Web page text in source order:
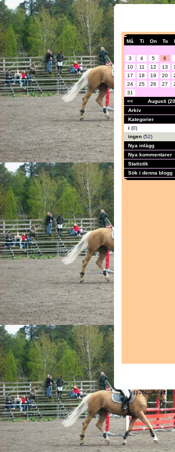
Må Ti On To
3
4 5 6
10
11 12 13
17
18 19 20
24
25 26 27
31
<<
Augusti
Arkiv
Kategorier
i (0)
ingen (52)
Nya inlägg
Nya kommentarer
Statistik
Sök i denna blogg
(c) 2011,